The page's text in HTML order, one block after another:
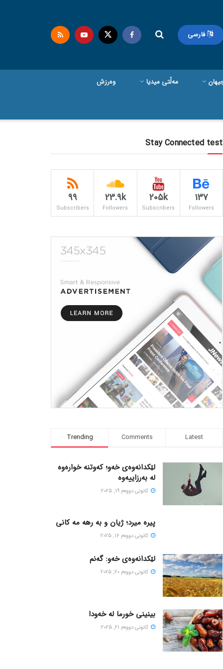
فارسی
مەڵتی میدیا وەرزش
Stay Connected test
137
Followers
205k
Subscribers
23.9k
Followers
99
Subscribers
Trending Comments Latest
لێکدانەوەی خەو؛ کەوتنە خوارەوە
لە بەرزاییەوە
كانونی دووه‌م 19, 2025
پیره میرد؛ ژیان و به رهه مه کانی
كانونی دووه‌م 16, 2025
لێکدانەوەی خەو: گەنم
كانونی دووه‌م 20, 2025
بینینی خورما لە خەودا
كانونی دووه‌م 21, 2025